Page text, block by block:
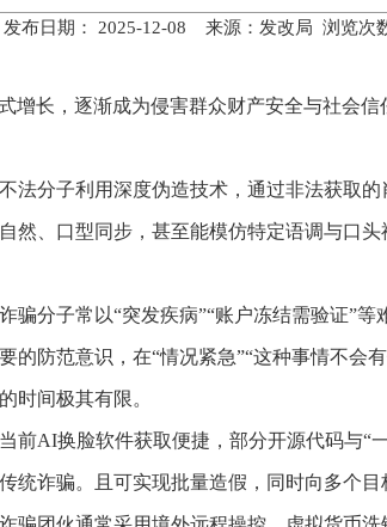
发布日期： 2025-12-08 来源：发改局 浏览次
增长，逐渐成为侵害群众财产安全与社会
法分子利用深度伪造技术，通过非法获取
然、口型同步，甚至能模仿特定语调与口
骗分子常以“突发疾病”“账户冻结需验证”
的防范意识，在“情况紧急”“这种事情不会
时间极其有限。
前AI换脸软件获取便捷，部分开源代码与“
统诈骗。且可实现批量造假，同时向多个目